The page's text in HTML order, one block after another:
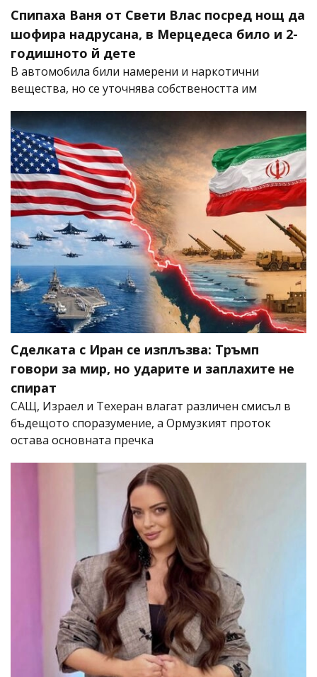
Спипаха Ваня от Свети Влас посред нощ да
шофира надрусана, в Мерцедеса било и 2-
годишното й дете
В автомобила били намерени и наркотични
вещества, но се уточнява собствеността им
Сделката с Иран се изплъзва: Тръмп
говори за мир, но ударите и заплахите не
спират
САЩ, Израел и Техеран влагат различен смисъл в
бъдещото споразумение, а Ормузкият проток
остава основната пречка